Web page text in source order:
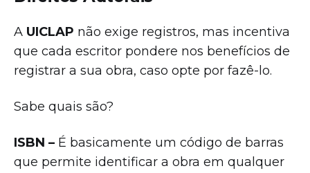
A UICLAP não exige registros, mas incentiva
que cada escritor pondere nos benefícios de
registrar a sua obra, caso opte por fazê-lo.
Sabe quais são?
ISBN – É basicamente um código de barras
que permite identificar a obra em qualquer